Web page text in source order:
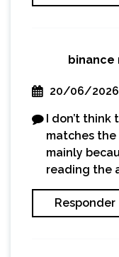
20/06/2026
I don’t
matches
mainly
reading the
Responder